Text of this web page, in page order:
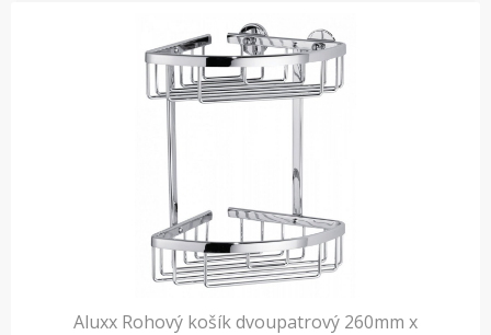
Aluxx Rohový košík dvoupatrový 260mm x